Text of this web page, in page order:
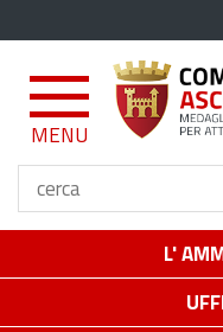
MENU
L'